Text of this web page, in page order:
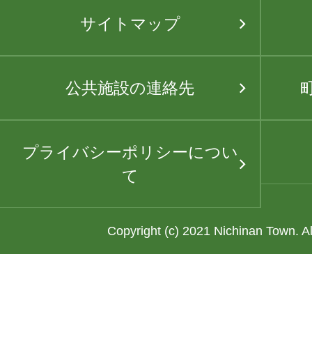
サイトマップ
公共施設の連絡先
プライバシーポリシーについ
て
Copyright (c) 2021 Nichinan Town.